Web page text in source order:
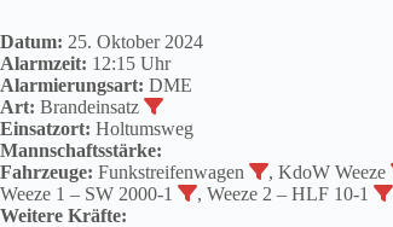
Datum: 25. Oktober 2024
Alarmzeit: 12:15 Uhr
Alarmierungsart: DME
Art: Brandeinsatz
Einsatzort: Holtumsweg
Mannschaftsstärke:
Fahrzeuge: Funkstreifenwagen , KdoW Weeze
Weeze 1 – SW 2000-1
, Weeze 2 – HLF 10-1
Weitere Kräfte: